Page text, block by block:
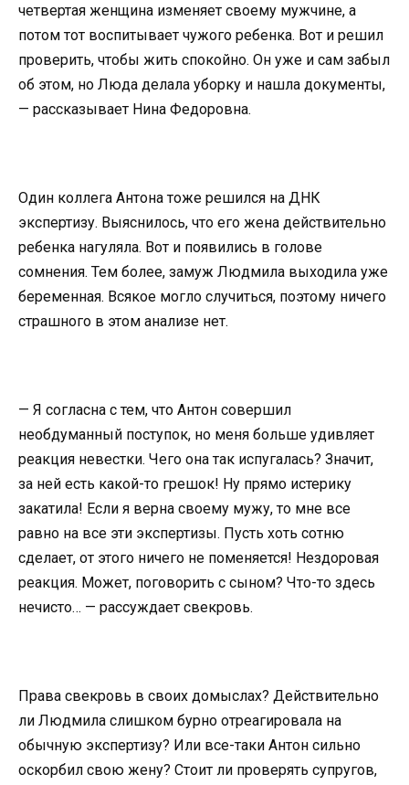
четвертая женщина изменяет своему мужчине, а
потом тот воспитывает чужого ребенка. Вот и решил
проверить, чтобы жить спокойно. Он уже и сам забыл
об этом, но Люда делала уборку и нашла документы,
— рассказывает Нина Федоровна.
Один коллега Антона тоже решился на ДНК
экспертизу. Выяснилось, что его жена действительно
ребенка нагуляла. Вот и появились в голове
сомнения. Тем более, замуж Людмила выходила уже
беременная. Всякое могло случиться, поэтому ничего
страшного в этом анализе нет.
— Я согласна с тем, что Антон совершил
необдуманный поступок, но меня больше удивляет
реакция невестки. Чего она так испугалась? Значит,
за ней есть какой-то грешок! Ну прямо истерику
закатила! Если я верна своему мужу, то мне все
равно на все эти экспертизы. Пусть хоть сотню
сделает, от этого ничего не поменяется! Нездоровая
реакция. Может, поговорить с сыном? Что-то здесь
нечисто… — рассуждает свекровь.
Права свекровь в своих домыслах? Действительно
ли Людмила слишком бурно отреагировала на
обычную экспертизу? Или все-таки Антон сильно
оскорбил свою жену? Стоит ли проверять супругов,